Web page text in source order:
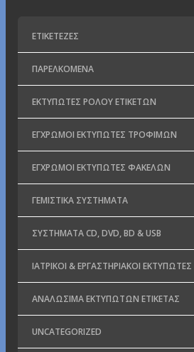
ΕΤΙΚΕΤΈΖΕΣ
ΠΑΡΕΛΚΌΜΕΝΑ
ΕΚΤΥΠΩΤΈΣ ΡΟΛΟΎ ΕΤΙΚΕΤΏΝ
ΈΓΧΡΩΜΟΙ ΕΚΤΥΠΩΤΈΣ ΤΡΟΦΊΜΩΝ
ΈΓΧΡΩΜΟΙ ΕΚΤΥΠΩΤΈΣ ΦΑΚΈΛΩΝ
ΓΕΜΙΣΤΙΚΆ ΣΥΣΤΉΜΑΤΑ
ΣΥΣΤΉΜΑΤΑ CD, DVD, BD & USB
ΙΑΤΡΙΚΟΊ & ΕΡΓΑΣΤΗΡΙΑΚΟΊ ΕΚΤΥΠΩΤΈΣ
ΑΝΑΛΏΣΙΜΑ ΕΚΤΥΠΩΤΏΝ ΕΤΙΚΈΤΑΣ
UNCATEGORIZED